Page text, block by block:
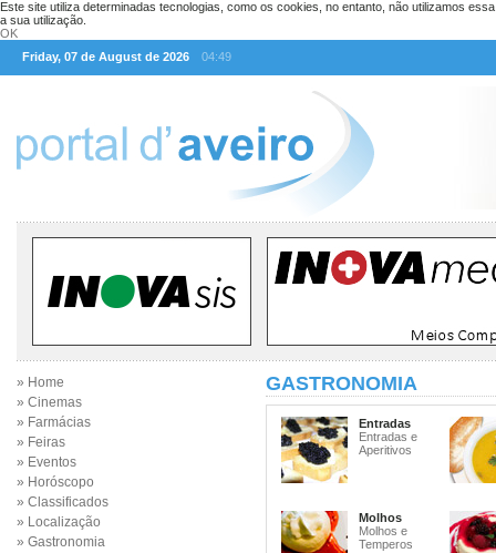
Este site utiliza determinadas tecnologias, como os cookies, no entanto, não utilizamos
a sua utilização.
OK
Friday, 07 de August de 2026
04:49
» Home
» Cinemas
» Farmácias
» Feiras
» Eventos
» Horóscopo
» Classificados
» Localização
» Gastronomia
GASTRONOMIA
Entradas
Entradas e
Aperitivos
Molhos
Molhos e
Temperos